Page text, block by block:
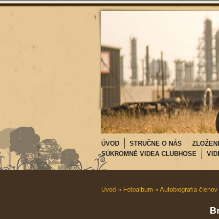
ÚVOD STRUČNE O NÁS
SÚKROMNÉ VIDEA CLUBHOSE
Úvod » Fotoalbum » Autobiografia členov